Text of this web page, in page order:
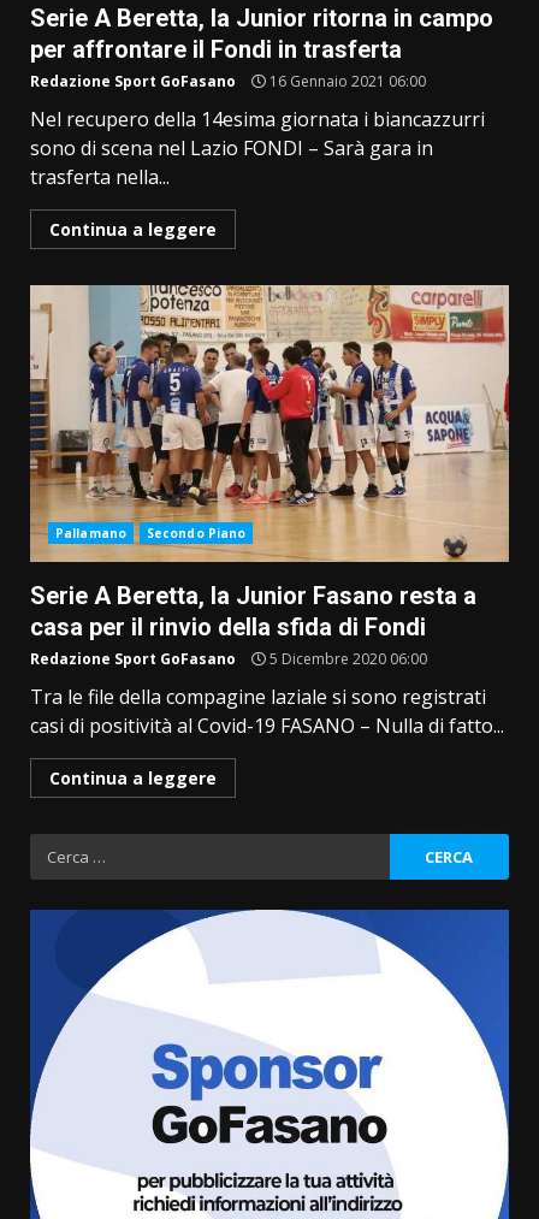
Serie A Beretta, la Junior ritorna in campo
per affrontare il Fondi in trasferta
Redazione Sport GoFasano 16 Gennaio 2021 06:00
Nel recupero della 14esima giornata i biancazzurri
sono di scena nel Lazio FONDI – Sarà gara in
trasferta nella...
Continua a leggere
Pallamano Secondo Piano
Serie A Beretta, la Junior Fasano resta a
casa per il rinvio della sfida di Fondi
Redazione Sport GoFasano 5 Dicembre 2020 06:00
Tra le file della compagine laziale si sono registrati
casi di positività al Covid-19 FASANO – Nulla di fatto...
Continua a leggere
Ricerca
per:
Fasanese ferito a colpi di arma
da fuoco
6 Agosto 2026 18:13